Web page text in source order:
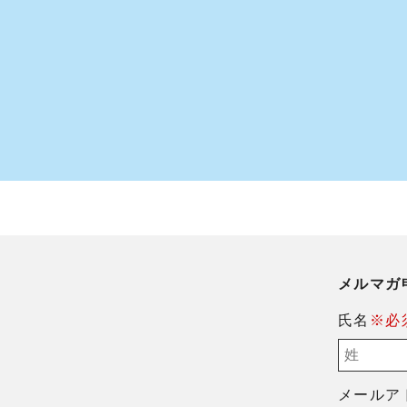
メルマガ
氏名 ※必
メールア